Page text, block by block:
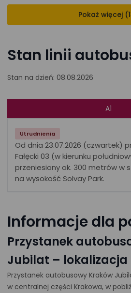
Pokaż więcej
Stan linii
Stan na dzień: 08.08.2026
A1
Utrudnienia
Od dnia 23.07.2026 (czwartek)
Fałęcki 03 (w kierunku
przeniesiony ok. 300 metrów w
na wysokość Solvay Park.
Informacje dla
Przystanek
Jubilat – lokalizacja
Przystanek autobusowy Kraków
w centralnej części Krakowa, w